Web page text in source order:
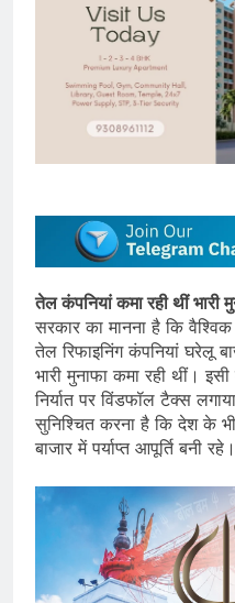
तेल कंपनियां कमा रही थीं भारी
सरकार का मानना है कि
तेल रिफाइनिंग कंपनियां घरेलू
भारी मुनाफा कमा रही थीं।
निर्यात पर विंडफॉल टैक्स
सुनिश्चित करना है कि देश के
बाजार में पर्याप्त आपूर्ति बनी रहे।